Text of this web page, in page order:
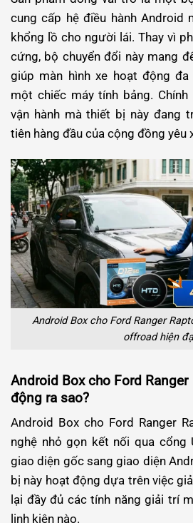
cung cấp hệ điều hành Android
khổng lồ cho người lái. Thay vì
cứng, bộ chuyển đổi này mang
giúp màn hình xe hoạt động
một chiếc máy tính bảng.
vận hành mà thiết bị này đang
tiên hàng đầu của cộng đồng yêu
Android Box cho Ford Ranger
offroad hiện
Android Box cho Ford
động ra sao?
Android Box cho Ford Ranger
nghệ nhỏ gọn kết nối qua cổng
giao diện gốc sang giao diện
bị này hoạt động dựa trên việc
lại đầy đủ các tính năng giải trí
linh kiện nào.